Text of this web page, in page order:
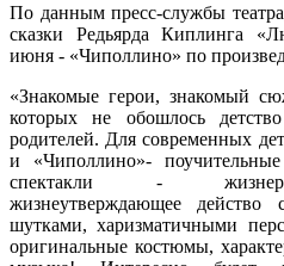
По данным пресс-службы
сказки Редьярда Киплинга
июня - «Чиполлино» по
«Знакомые герои, знакомый
которых не обошлось
родителей. Для современных
и «Чиполлино»-
спектакли -
жизнеутверждающее действо
шутками, харизматичными
оригинальные костюмы,